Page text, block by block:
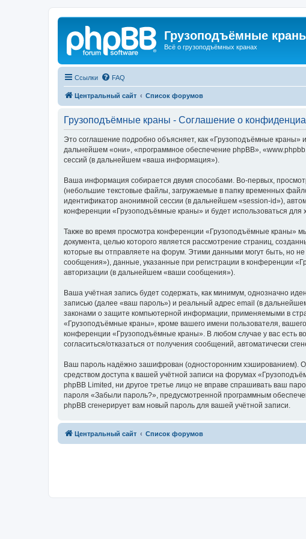
Грузоподъёмные
Всё о грузоподъёмных кранах
Ссылки FAQ
Центральный сайт Список форумов
Грузоподъёмные краны - Соглашение о
Это соглашение подробно объясняет, как «Грузоподъёмные
дальнейшем «они», «программное обеспечение phpBB»,
сессий (в дальнейшем «ваша информация»).
Ваша информация собирается двумя способами. Во-первых,
(небольшие текстовые файлы, загружаемые в папку временных
идентификатор анонимной сессии (в дальнейшем «session-id»),
конференции «Грузоподъёмные краны» и будет использоваться
Также во время просмотра конференции «Грузоподъёмные краны»
документа, целью которого является рассмотрение страниц,
которые вы отправляете на форум. Этими данными могут быть, но
сообщения»), данные, указанные при регистрации в конференции
авторизации (в дальнейшем «ваши сообщения»).
Ваша учётная запись будет содержать, как минимум, однозначно
записью (далее «ваш пароль») и реальный адрес email (в
законами о защите компьютерной информации, применяемыми в
«Грузоподъёмные краны», кроме вашего имени пользователя,
конференции «Грузоподъёмные краны». В любом случае у вас есть
согласиться/отказаться от получения сообщений, автоматически
Ваш пароль надёжно зашифрован (односторонним хэшированием).
средством доступа к вашей учётной записи на форумах
phpBB Limited, ни другое третье лицо не вправе спрашивать ваш
пароля «Забыли пароль?», предусмотренной программным
phpBB сгенерирует вам новый пароль для вашей учётной записи.
Центральный сайт Список форумов